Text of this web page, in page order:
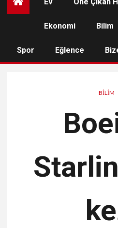
Ekonomi Bilim
Spor Eğlence
BILIM